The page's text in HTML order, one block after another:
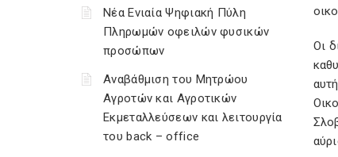
Νέα Ενιαία Ψηφιακή Πύλη
Πληρωμών οφειλών φυσικών
προσώπων
Αναβάθμιση του Μητρώου
Αγροτών και Αγροτικών
Εκμεταλλεύσεων και λειτουργία
του back – office
Οι